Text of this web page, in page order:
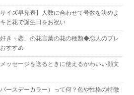
サイズ早見表】人数に合わせて号数を決めよ
と花で誕生日をお祝い
好き・恋」の花言葉の花の種類◆恋人のプレ
すすめ
ッセージを送るときに使えるかわいい顔文
ースデーカラー）って何？色や性格の特徴